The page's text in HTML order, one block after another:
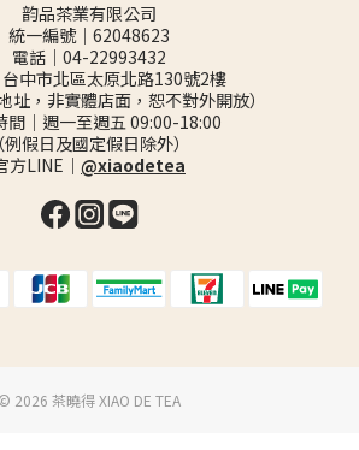
韵品茶業有限公司
統一編號｜62048623
電話｜04-22993432
中市北區太原北路130號2樓
址，非實體店面，恕不對外開放）
間｜週一至週五 09:00-18:00
（例假日及國定假日除外）
方LINE｜ @xiaodetea
©️ 2026 茶曉得 XIAO DE TEA